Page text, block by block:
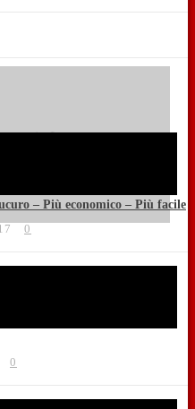
– Più economico – Più facile
0
0